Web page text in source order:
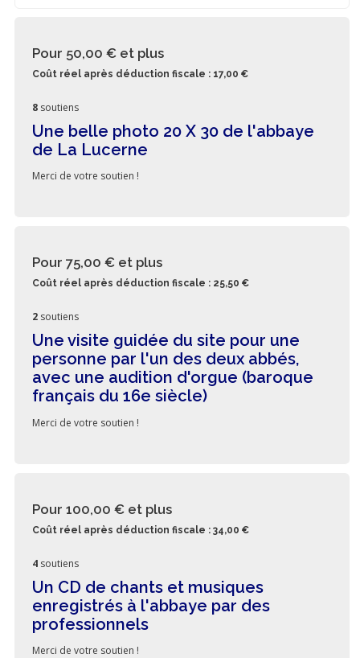
Pour 50,00 € et plus
Coût réel après déduction fiscale : 17,00 €
8 soutiens
Une belle photo 20 X 30 de l'abbaye
de La Lucerne
Merci de votre soutien !
Pour 75,00 € et plus
Coût réel après déduction fiscale : 25,50 €
2 soutiens
Une visite guidée du site pour une
personne par l'un des deux abbés,
avec une audition d'orgue (baroque
français du 16e siècle)
Merci de votre soutien !
Pour 100,00 € et plus
Coût réel après déduction fiscale : 34,00 €
4 soutiens
Un CD de chants et musiques
enregistrés à l'abbaye par des
professionnels
Merci de votre soutien !